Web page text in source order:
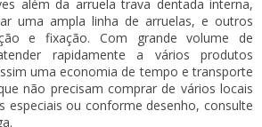
além da arruela trava dentada interna,
uma ampla linha de arruelas, e outros
e fixação. Com grande volume de
rapidamente a vários produtos
uma economia de tempo e transporte
não precisam comprar de vários locais
especiais ou conforme desenho, consulte